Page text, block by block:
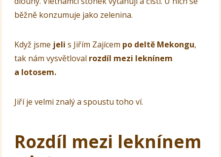
běžně konzumuje jako zelenina.
Když jsme jelis Jiřím Zajícem po deltě Mekongu,
tak nám vysvětloval rozdíl mezi leknínem
a lotosem.
Jiří je velmi znalý a spoustu toho ví.
Rozdíl mezi leknínem